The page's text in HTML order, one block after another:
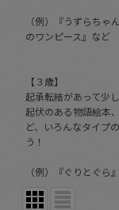
（例）『うずらち
のワンピース』など
【３歳】
起承転結があって少
起伏のある物語絵本
ど、いろんなタイプ
う！
（例）『ぐりとぐら